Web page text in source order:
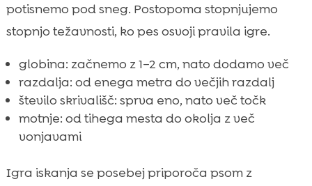
potisnemo pod sneg. Postopoma stopnjujemo
stopnjo težavnosti, ko pes osvoji pravila igre.
globina: začnemo z 1–2 cm, nato dodamo več
razdalja: od enega metra do večjih razdalj
število skrivališč: sprva eno, nato več točk
motnje: od tihega mesta do okolja z več
vonjavami
Igra iskanja se posebej priporoča psom z